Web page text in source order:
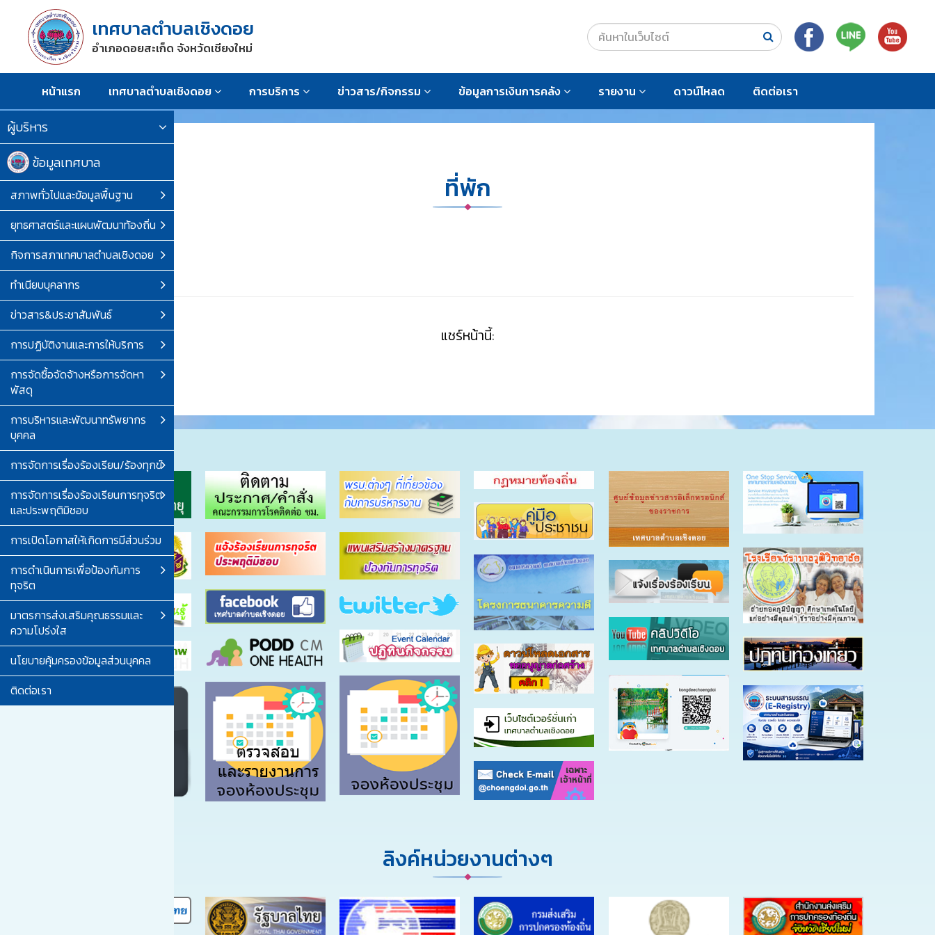
เทศบาลตำบลเชิงดอย
อำเภอดอยสะเก็ด จังหวัดเชียงใหม่
หน้าแรก เทศบาลตำบลเชิงดอย การบริการ ข่าวสาร/กิจกรรม ข้อมูลการเงินการคลัง รายงาน ดาวน์โหลด ติดต่อเรา
ผู้บริหาร
ข้อมูลเทศบาล
สภาพทั่วไปและข้อมูลพื้นฐาน
ยุทธศาสตร์และแผนพัฒนาท้องถิ่น
กิจการสภาเทศบาลตำบลเชิงดอย
ทำเนียบบุคลากร
ข่าวสาร&ประชาสัมพันธ์
การปฏิบัติงานและการให้บริการ
การจัดซื้อจัดจ้างหรือการจัดหา
พัสดุ
การบริหารและพัฒนาทรัพยากร
บุคคล
การจัดการเรื่องร้องเรียน/ร้องทุกข์
การจัดการเรื่องร้องเรียนการทุจริต
และประพฤติมิชอบ
การเปิดโอกาสให้เกิดการมีส่วนร่วม
การดำเนินการเพื่อป้องกันการ
ทุจริต
มาตรการส่งเสริมคุณธรรมและ
ความโปร่งใส
นโยบายคุ้มครองข้อมูลส่วนบุคคล
ติดต่อเรา
ที่พัก
แชร์หน้านี้:
ลิงค์หน่วยงานต่างๆ